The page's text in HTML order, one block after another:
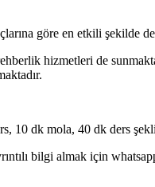
göre en etkili şekilde
hizmetleri de
10 dk mola, 40 dk ders
bilgi almak için